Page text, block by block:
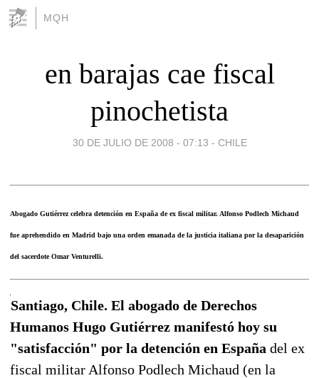
MQH
en barajas cae fiscal
pinochetista
30 DE JULIO DE 2008 - 07:13 - CHILE
Abogado Gutiérrez celebra detención en España de ex fiscal militar. Alfonso Podlech Michaud
fue aprehendido en Madrid bajo una orden emanada de la justicia italiana por la desaparición
del sacerdote Omar Venturelli.
Santiago, Chile. El abogado de Derechos
Humanos Hugo Gutiérrez manifestó hoy su
"satisfacción" por la detención en España del ex
fiscal militar Alfonso Podlech Michaud (en la